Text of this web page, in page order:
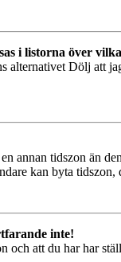
i listorna över
alternativet Dölj att
annan tidszon än
kan byta
inte!
och att du har har